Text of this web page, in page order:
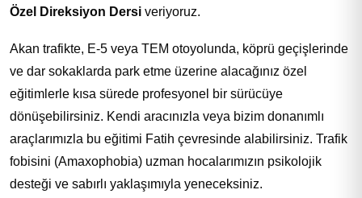
Özel Direksiyon Dersi veriyoruz.
Akan trafikte, E-5 veya TEM otoyolunda, köprü geçişlerinde
ve dar sokaklarda park etme üzerine alacağınız özel
eğitimlerle kısa sürede profesyonel bir sürücüye
dönüşebilirsiniz. Kendi aracınızla veya bizim donanımlı
araçlarımızla bu eğitimi Fatih çevresinde alabilirsiniz. Trafik
fobisini (Amaxophobia) uzman hocalarımızın psikolojik
desteği ve sabırlı yaklaşımıyla yeneceksiniz.